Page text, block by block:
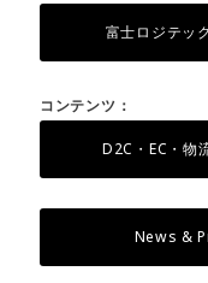
富士ロジテッ
コンテンツ：
D2C・EC・物
News &